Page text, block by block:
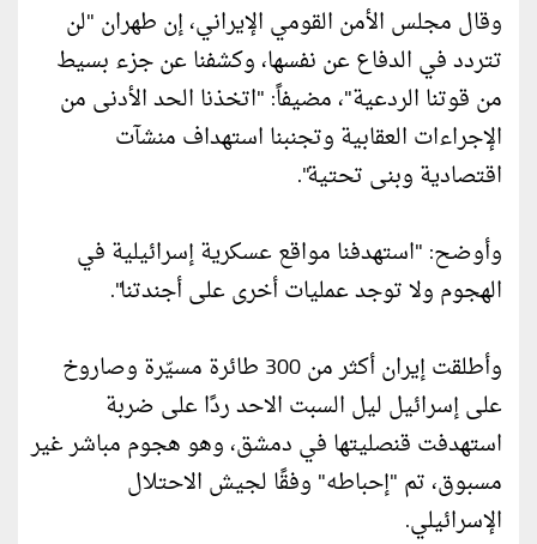
وقال مجلس الأمن القومي الإيراني، إن طهران "لن
تتردد في الدفاع عن نفسها، وكشفنا عن جزء بسيط
من قوتنا الردعية"، مضيفاً: "اتخذنا الحد الأدنى من
الإجراءات العقابية وتجنبنا استهداف منشآت
اقتصادية وبنى تحتية".
وأوضح: "استهدفنا مواقع عسكرية إسرائيلية في
الهجوم ولا توجد عمليات أخرى على أجندتنا".
وأطلقت إيران أكثر من 300 طائرة مسيّرة وصاروخ
على إسرائيل ليل السبت الاحد ردًا على ضربة
استهدفت قنصليتها في دمشق، وهو هجوم مباشر غير
مسبوق، تم "إحباطه" وفقًا لجيش الاحتلال
الإسرائيلي.